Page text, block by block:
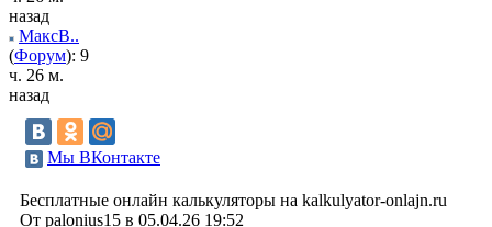
назад
МаксВ..
(Форум): 9
ч. 26 м.
назад
Мы ВКонтакте
Бесплатные онлайн калькуляторы на kalkulyator-onlajn.ru
От palonius15 в 05.04.26 19:52